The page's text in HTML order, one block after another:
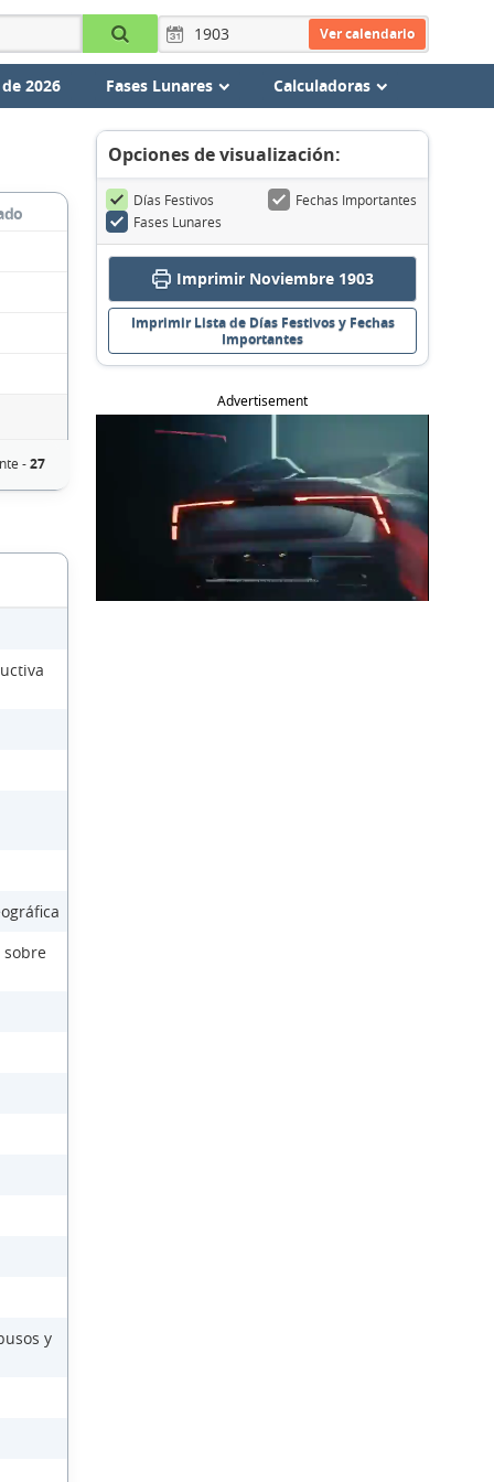
Ver calendario
2026 Fases Lunares Calculadoras
-27
sobre
y
Opciones de visualización:
Días Festivos
Fechas Importantes
Fases Lunares
Imprimir Noviembre 1903
Imprimir Lista de Días Festivos y Fechas
Importantes
Advertisement